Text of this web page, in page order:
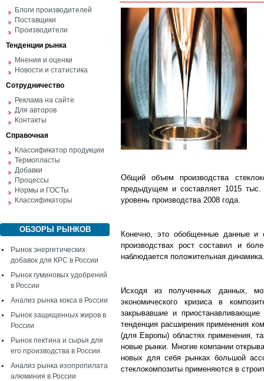
Блоги производителей
Поставщики
Производители
Тенденции рынка
Мнения и оценки
Новости и статистика
Сотрудничество
Реклама на сайте
Для авторов
Контакты
Справочная
Классификатор продукции
Термопласты
Добавки
Процессы
Нормы и ГОСТы
Классификаторы
ОБЗОРЫ РЫНКОВ
Рынок энергетических
добавок для КРС в России
Рынок гуминовых удобрений
в России
Анализ рынка кокса в России
Рынок защищенных жиров в
России
Рынок пектина и сырья для
его производства в России
Анализ рынка изопропилата
алюминия в России
Общий объем производства
предыдущем и составляет 1015
уровень производства 2008 года.
Конечно, это обобщенные данные и
производствах рост составил и
наблюдается положительная динамика.
Исходя из полученных данных,
экономического кризиса в
закрывавшие и
тенденция расширения применения
(для Европы) областях применения,
новые рынки. Многие компании
новых для себя рынках большой
стеклокомпозиты применяются в